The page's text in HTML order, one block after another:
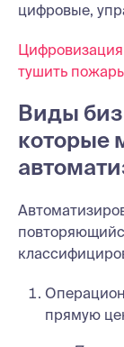
цифровые,
Цифровизация
тушить
Виды
которые
прямую